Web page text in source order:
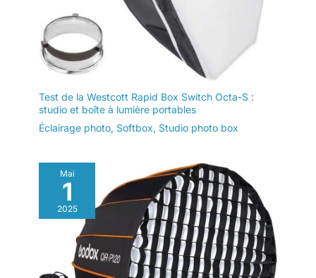
Test de la Westcott Rapid Box Switch Octa-S :
studio et boîte à lumière portables
Éclairage photo, Softbox, Studio photo box
Mai
1
2025